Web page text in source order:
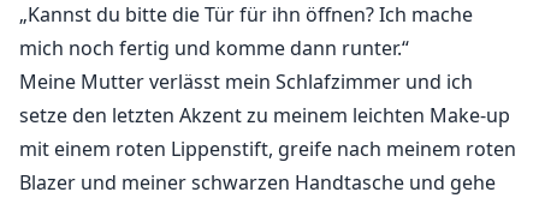
„Kannst du bitte die Tür für ihn öffnen? Ich mache
mich noch fertig und komme dann runter.“
Meine Mutter verlässt mein Schlafzimmer und ich
setze den letzten Akzent zu meinem leichten Make-up
mit einem roten Lippenstift, greife nach meinem roten
Blazer und meiner schwarzen Handtasche und gehe